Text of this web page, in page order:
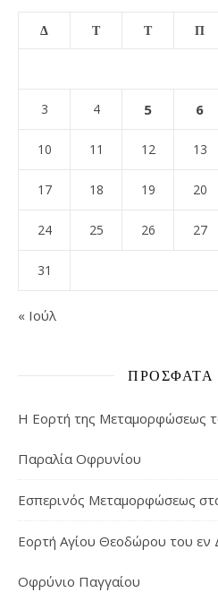
Δ Τ Τ Π
3 4 5 6
10 11 12 13
17 18 19 20
24 25 26 27
31
« Ιούλ
ΠΡΌΣΦΑΤΑ
Η Εορτή της Μεταμορφώσεως
Παραλία Οφρυνίου
Εσπερινός Μεταμορφώσεως
Εορτή Αγίου Θεοδώρου του εν
Οφρύνιο Παγγαίου